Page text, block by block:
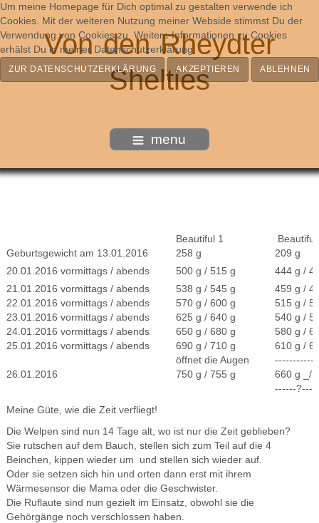
Von den Rheydter
Shelties
menu
Beautiful 1
Beautiful
Geburtsgewicht am 13.01.2016
258 g
209 g
20.01.2016 vormittags / abends
500 g / 515 g
444
21.01.2016 vormittags / abends
538 g / 545 g
459 g /
22.01.2016 vormittags / abends
570 g / 600 g
515 g /
23.01.2016 vormittags / abends
625 g / 640 g
540 g /
24.01.2016 vormittags / abends
650 g / 680 g
580 g /
25.01.2016 vormittags / abends
690 g / 710 g
610 g /
öffnet die Augen
26.01.2016
750 g / 755 g
660 g _/
------
Meine Güte, wie die Zeit verfliegt!
Die Welpen sind nun 14 Tage alt, wo ist nur die Zeit geblieben?
Sie rutschen auf dem Bauch, stellen sich zum Teil auf die 4
Beinchen, kippen wieder um und stellen sich wieder auf.
Oder sie setzen sich hin und orten dann erst mit ihrem
Wärmesensor die Mama oder die Geschwister.
Die Ruflaute sind nun gezielt im Einsatz, obwohl sie die
Gehörgänge noch verschlossen haben.
Um meine Homepage für Dich optimal zu gestalten verwende ich
Cookies. Mit der weiteren Nutzung meiner Webside stimmst Du der
Verwendung von Cookies zu. Weitere Informationen zu Cookies
erhälst Du in meiner Datenschutzerklärung.
ZUR DATENSCHUTZERKLÄRUNG AKZEPTIEREN ABLEHNEN